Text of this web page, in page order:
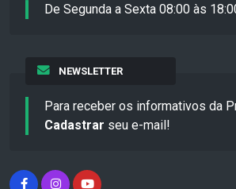
De Segunda a Sexta 08:00 às
NEWSLETTER
Para receber os informativos da
Cadastrar seu e-mail!